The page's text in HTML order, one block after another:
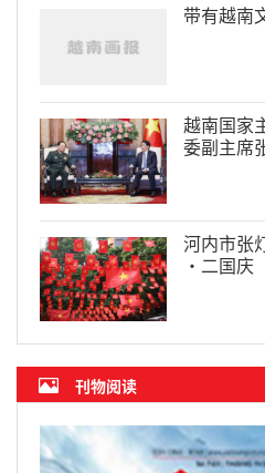
带有越南
越南国家
委副主席
河内市张
·二国庆
刊物阅读